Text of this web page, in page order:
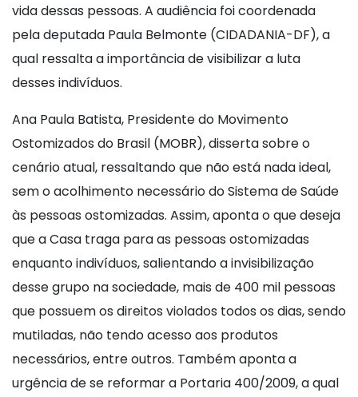
vida dessas pessoas. A audiência foi coordenada
pela deputada Paula Belmonte (CIDADANIA-DF), a
qual ressalta a importância de visibilizar a luta
desses indivíduos.
Ana Paula Batista, Presidente do Movimento
Ostomizados do Brasil (MOBR), disserta sobre o
cenário atual, ressaltando que não está nada ideal,
sem o acolhimento necessário do Sistema de Saúde
às pessoas ostomizadas. Assim, aponta o que deseja
que a Casa traga para as pessoas ostomizadas
enquanto indivíduos, salientando a invisibilização
desse grupo na sociedade, mais de 400 mil pessoas
que possuem os direitos violados todos os dias, sendo
mutiladas, não tendo acesso aos produtos
necessários, entre outros. Também aponta a
urgência de se reformar a Portaria 400/2009, a qual